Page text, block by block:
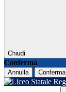
Chiudi
Conferma
Annulla Conferma